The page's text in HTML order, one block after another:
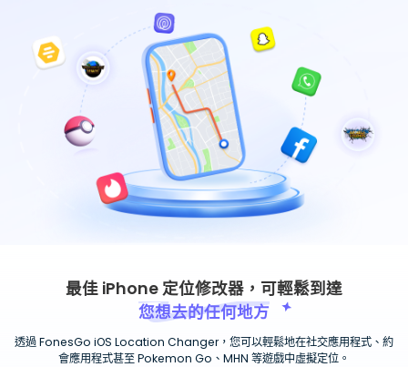
最佳 iPhone 定位修改器，可輕鬆到達
您想去的任何地方
透過 FonesGo iOS Location Changer，您可以輕鬆地在社交應用程式、約
會應用程式甚至 Pokemon Go、MHN 等遊戲中虛擬定位。